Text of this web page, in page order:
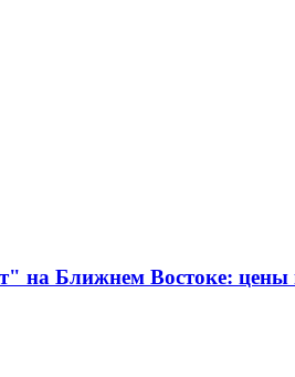
на Ближнем Востоке: цены